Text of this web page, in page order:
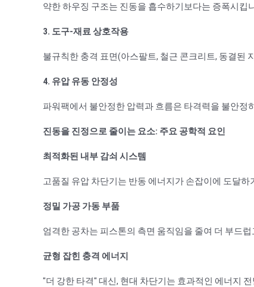
약한 하우징 구조는 진동을 흡수하기보다는 증폭시킵
3. 도구-재료 상호작용
불규칙한 충격 표면(아스팔트, 철근 콘크리트, 동결된
4. 유압 유동 안정성
파워팩에서 불안정한 압력과 흐름은 타격력을 불안정
진동을 진정으로 줄이는 요소: 주요 공학적 요인
최적화된 내부 감쇠 시스템
고품질 유압 차단기는 반동 에너지가 손잡이에 도달
정밀 가공 가동 부품
엄격한 공차는 피스톤의 측면 움직임을 줄여 더 부드
균형 잡힌 충격 에너지
"더 강한 타격" 대신, 현대 차단기는 효과적인 에너지